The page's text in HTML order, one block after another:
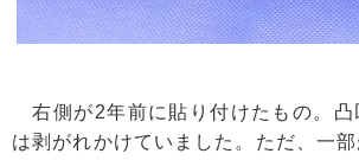
右側が2年前に貼り付けたもの。凸
は剥がれかけていました。ただ、一